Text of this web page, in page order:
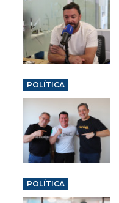
POLÍTICA
POLÍTICA